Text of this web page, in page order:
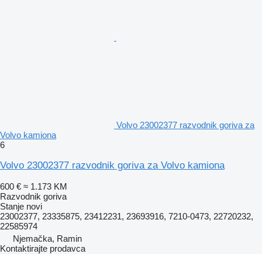
Volvo 23002377 razvodnik goriva za
Volvo kamiona
6
Volvo 23002377 razvodnik goriva za Volvo kamiona
600 € ≈ 1.173 KM
Razvodnik goriva
Stanje novi
23002377, 23335875, 23412231, 23693916, 7210-0473, 22720232,
22585974
Njemačka, Ramin
Kontaktirajte prodavca